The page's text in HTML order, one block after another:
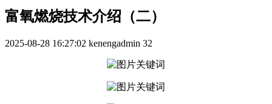
富氧燃烧技术介绍（二）
2025-08-28 16:27:02 kenengadmin 32